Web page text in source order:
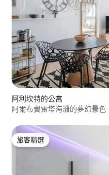
阿利坎特的公寓
阿爾布費雷塔海灘的夢幻景色
旅客精選
旅客精選